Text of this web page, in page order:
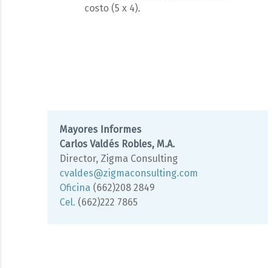
costo (5 x 4).
Mayores Informes
Carlos Valdés Robles, M.A.
Director, Zigma Consulting
cvaldes@zigmaconsulting.com
Oficina (662)208 2849
Cel. (662)222 7865